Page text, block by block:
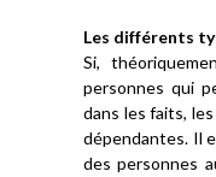
Les différents
Si,
personnes qui
dans les faits,
dépendantes. Il
des personnes